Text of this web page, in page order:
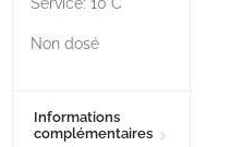
Non dosé
Informations
complémentaires